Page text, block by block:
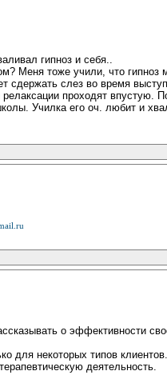
гипноз и себя..
Меня тоже учили, что
слез во время
релаксации проходят
Училка его оч. любит и
о эффективности
для некоторых типов
деятельность.